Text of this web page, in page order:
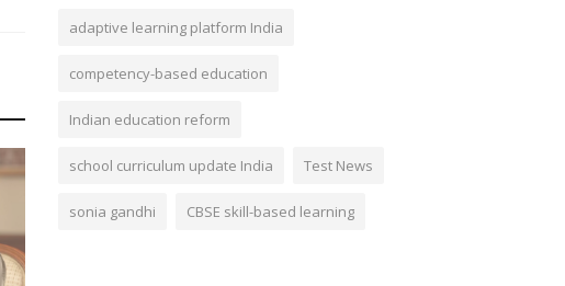
adaptive learning platform India
competency-based education
Indian education reform
school curriculum update India Test News
sonia gandhi CBSE skill-based learning